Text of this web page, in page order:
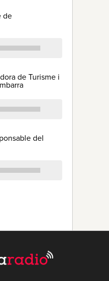
de
de Turisme i
del